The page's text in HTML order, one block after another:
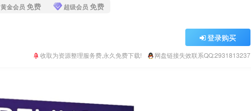
黄金会员 免费 超级会员 免费
登录购买
收取为资源整理服务费,永久免费下载! 网盘链接失效联系QQ:2931813237